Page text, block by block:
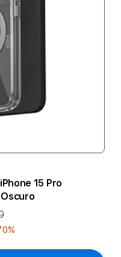
15 Pro
Oscuro